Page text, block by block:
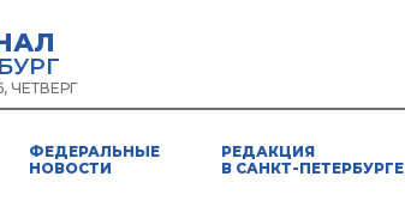
ЧЕТВЕРГ
ФЕДЕРАЛЬНЫЕ
НОВОСТИ
РЕДАКЦИЯ
В САНКТ-ПЕТЕРБУРГЕ